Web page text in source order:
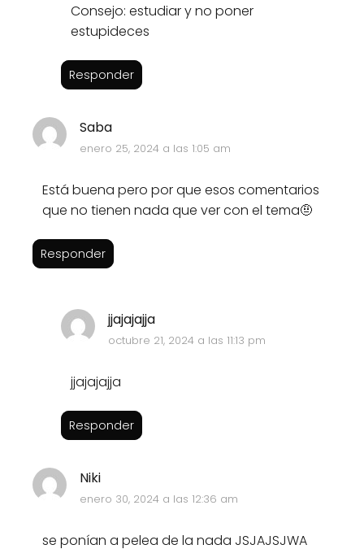
Consejo: estudiar y no poner
estupideces
Responder
Saba
enero 25, 2024 a las 1:05 am
Está buena pero por que esos comentarios
que no tienen nada que ver con el tema🤨
Responder
jjajajajja
octubre 21, 2024 a las 11:13 pm
jjajajajja
Responder
Niki
enero 30, 2024 a las 12:36 am
se ponían a pelea de la nada JSJAJSJWA